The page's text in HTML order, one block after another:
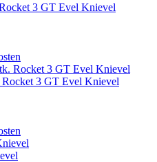
3 GT Evel Knievel
3 GT Evel Knievel